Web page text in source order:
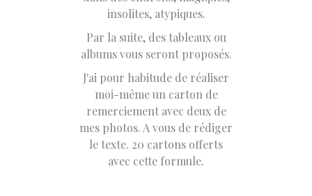
insolites, atypiques.
Par la suite, des tableaux ou
albums vous seront proposés.
J'ai pour habitude de réaliser
moi-même un carton de
remerciement avec deux de
mes photos. A vous de rédiger
le texte. 20 cartons offerts
avec cette formule.